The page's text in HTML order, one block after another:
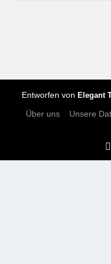
Entworfen von Elegant
Über uns Unsere